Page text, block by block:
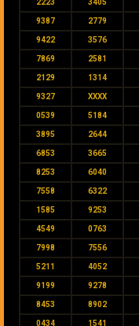
2223 3405
9387 2779
9422 3576
7869 2581
2129 1314
9327 XXXX
0539 5184
3895 2644
6853 3665
8253 6040
7558 6322
1585 9253
4549 0763
7998 7556
5211 4052
9199 9278
8453 8902
0434 1541